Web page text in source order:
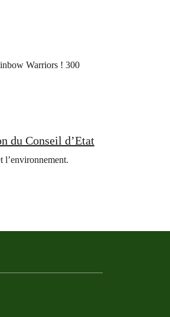
Warriors ! 300
du Conseil d’Etat
l’environnement.